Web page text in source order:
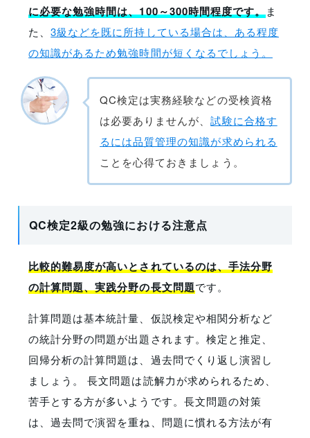
に必要な勉強時間は、100～300時間程度です。ま
た、3級などを既に所持している場合は、ある程度
の知識があるため勉強時間が短くなるでしょう。
QC検定は実務経験などの受検資格
は必要ありませんが、試験に合格す
るには品質管理の知識が求められる
ことを心得ておきましょう。
QC検定2級の勉強における注意点
比較的難易度が高いとされているのは、手法分野
の計算問題、実践分野の長文問題です。
計算問題は基本統計量、仮説検定や相関分析など
の統計分野の問題が出題されます。検定と推定、
回帰分析の計算問題は、過去問でくり返し演習し
ましょう。 長文問題は読解力が求められるため、
苦手とする方が多いようです。長文問題の対策
は、過去問で演習を重ね、問題に慣れる方法が有